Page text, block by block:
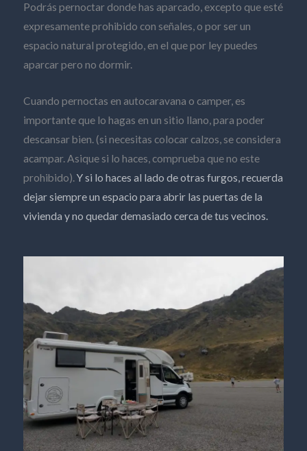
Podrás pernoctar donde has aparcado, excepto que esté
expresamente prohibido con señales, o por ser un
espacio natural protegido, en el que por ley puedes
aparcar pero no dormir.
Cuando pernoctas en autocaravana o camper, es
importante que lo hagas en un sitio llano, para poder
descansar bien. (si necesitas colocar calzos, se considera
acampar. Asique si lo haces, comprueba que no este
prohibido).Y si lo haces al lado de otras furgos, recuerda
dejar siempre un espacio para abrir las puertas de la
vivienda y no quedar demasiado cerca de tus vecinos.